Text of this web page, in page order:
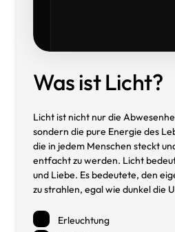
Was ist Licht?
Licht ist nicht nur die
sondern die pure Energie des
die in jedem Menschen steckt
entfacht zu werden. Licht
und Liebe. Es bedeutete, den
zu strahlen, egal wie dunkel die
Erleuchtung